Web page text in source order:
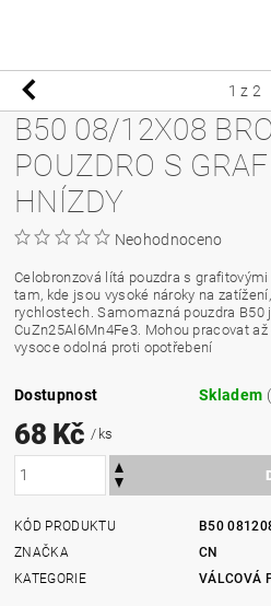
1 z 2
B50 08/12X08
POUZDRO S
HNÍZDY
Neohodnoceno
Celobronzová lítá pouzdra s
tam, kde jsou vysoké nároky na
rychlostech. Samomazná pouzdra B50
CuZn25Al6Mn4Fe3. Mohou pracovat
vysoce odolná proti opotřebení
Dostupnost Skladem
68 Kč/ ks
KÓD PRODUKTU
B50
ZNAČKA
CN
KATEGORIE
VÁLCOVÁ